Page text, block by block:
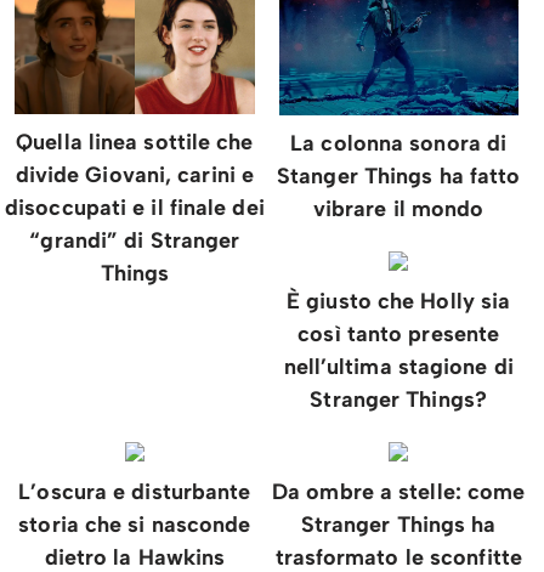
Quella linea sottile che
divide Giovani, carini e
disoccupati e il finale dei
“grandi” di Stranger
Things
La colonna sonora di
Stanger Things ha fatto
vibrare il mondo
È giusto che Holly sia
così tanto presente
nell’ultima stagione di
Stranger Things?
L’oscura e disturbante
storia che si nasconde
dietro la Hawkins
Da ombre a stelle: come
Stranger Things ha
trasformato le sconfitte